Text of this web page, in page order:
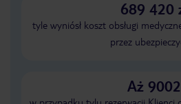
689 420
tyle wyniósł koszt obsługi
przez
Aż 9002